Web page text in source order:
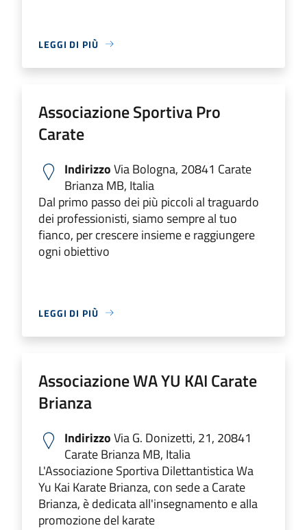
LEGGI DI PIÙ
Associazione Sportiva Pro
Carate
IndirizzoVia Bologna, 20841 Carate
Brianza MB, Italia
Dal primo passo dei più piccoli al traguardo
dei professionisti, siamo sempre al tuo
fianco, per crescere insieme e raggiungere
ogni obiettivo
LEGGI DI PIÙ
Associazione WA YU KAI Carate
Brianza
IndirizzoVia G. Donizetti, 21, 20841
Carate Brianza MB, Italia
L'Associazione Sportiva Dilettantistica Wa
Yu Kai Karate Brianza, con sede a Carate
Brianza, è dedicata all'insegnamento e alla
promozione del karate